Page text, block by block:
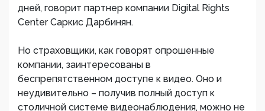
дней, говорит партнер компании Digital Rights
Center Саркис Дарбинян.
Но страховщики, как говорят опрошенные
компании, заинтересованы в
беспрепятственном доступе к видео. Оно и
неудивительно – получив полный доступ к
столичной системе видеонаблюдения, можно не